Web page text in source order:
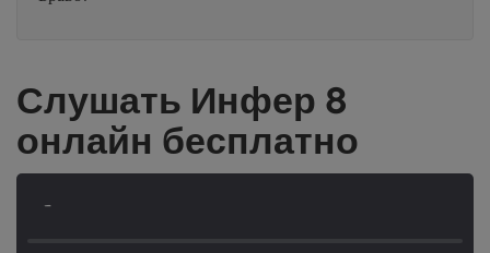
Слушать Инфер 8
онлайн бесплатно
-